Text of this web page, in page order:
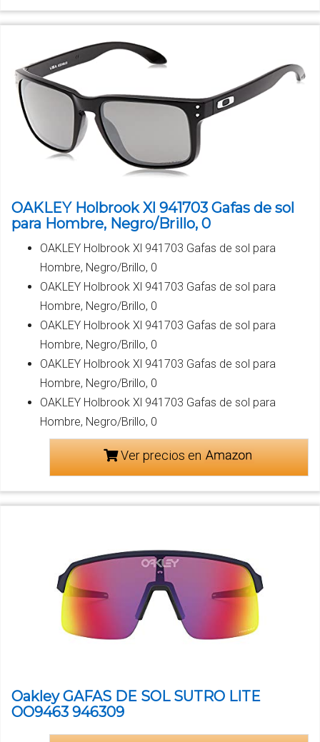
OAKLEY Holbrook Xl 941703 Gafas de sol
para Hombre, Negro/Brillo, 0
OAKLEY Holbrook Xl 941703 Gafas de sol para
Hombre, Negro/Brillo, 0
OAKLEY Holbrook Xl 941703 Gafas de sol para
Hombre, Negro/Brillo, 0
OAKLEY Holbrook Xl 941703 Gafas de sol para
Hombre, Negro/Brillo, 0
OAKLEY Holbrook Xl 941703 Gafas de sol para
Hombre, Negro/Brillo, 0
OAKLEY Holbrook Xl 941703 Gafas de sol para
Hombre, Negro/Brillo, 0
Ver precios en
Oakley GAFAS DE SOL SUTRO LITE
OO9463 946309